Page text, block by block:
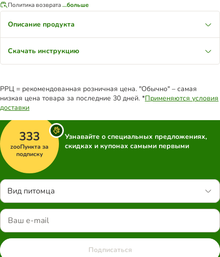
Политика возврата...больше
Описание продукта
Скачать инструкцию
РРЦ = рекомендованная розничная цена. "Обычно" – самая
низкая цена товара за последние 30 дней. *Применяются условия
доставки
333
zooПункта за
подписку
Узнавайте о специальных предложениях,
скидках и купонах самыми первыми
Вид питомца
Подписаться